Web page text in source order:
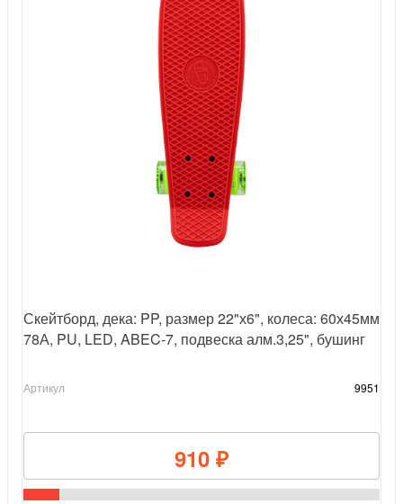
Скейтборд, дека: PP, размер 22"х6", колеса: 60х45мм
78А, PU, LED, ABEC-7, подвеска алм.3,25", бушинг
Артикул 9951
910 ₽